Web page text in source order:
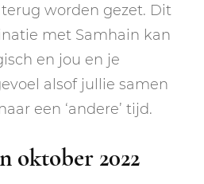
worden gezet. Dit
met Samhain kan
en jou en je
alsof jullie samen
een ‘andere’ tijd.
oktober 2022